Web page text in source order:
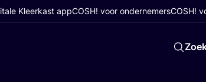
Kleerkast appCOSH! voor ondernemersCOSH!